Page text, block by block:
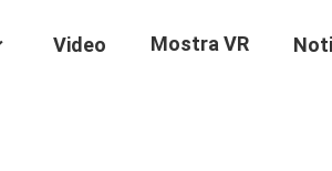
Video Mostra VR